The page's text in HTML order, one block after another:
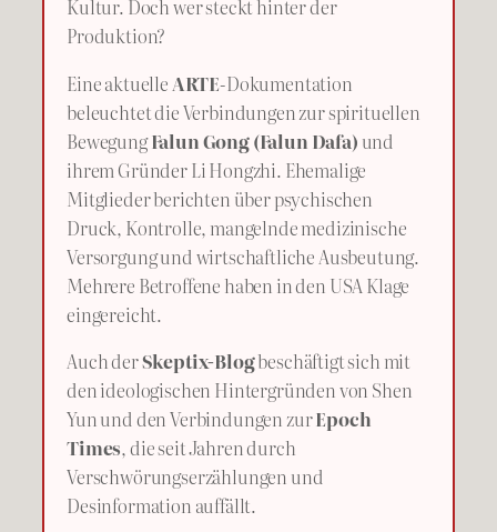
Kultur. Doch wer steckt hinter der
Produktion?
Eine aktuelle ARTE-Dokumentation
beleuchtet die Verbindungen zur spirituellen
BewegungFalun Gong (Falun Dafa) und
ihrem Gründer Li Hongzhi. Ehemalige
Mitglieder berichten über psychischen
Druck, Kontrolle, mangelnde medizinische
Versorgung und wirtschaftliche Ausbeutung.
Mehrere Betroffene haben in den USA Klage
eingereicht.
Auch derSkeptix-Blogbeschäftigt sich mit
den ideologischen Hintergründen von Shen
Yun und den Verbindungen zurEpoch
Times, die seit Jahren durch
Verschwörungserzählungen und
Desinformation auffällt.